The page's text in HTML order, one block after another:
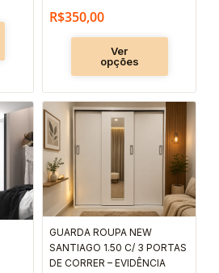
escolhidas
produto
R$350,00
Ver
opções
Este
produto
várias
variantes.
GUARDA ROUPA NEW
SANTIAGO 1.50 C/ 3 PORTAS
DE CORRER – EVIDÊNCIA
Faixa
de
preço:
através
produto
tem
várias
variantes.
As